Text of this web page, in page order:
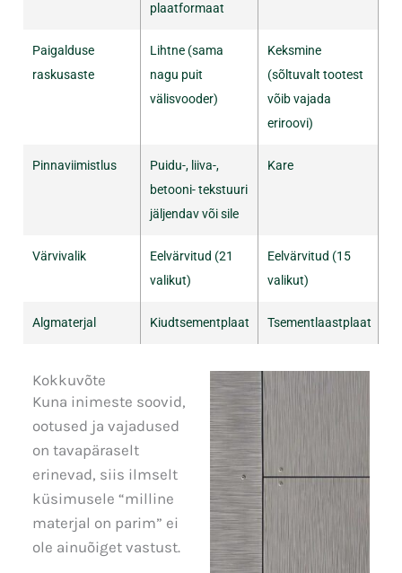
plaatformaat
Paigalduse
raskusaste
Lihtne (sama
nagu puit
välisvooder)
Keksmine
(sõltuvalt tootest
võib vajada
eriroovi)
Pinnaviimistlus
Puidu-, liiva-,
betooni- tekstuuri
jäljendav või sile
Kare
Värvivalik
Eelvärvitud (21
valikut)
Eelvärvitud (15
valikut)
Algmaterjal Kiudtsementplaat Tsementlaastplaat
Kokkuvõte
Kuna inimeste soovid,
ootused ja vajadused
on tavapäraselt
erinevad, siis ilmselt
küsimusele “milline
materjal on parim” ei
ole ainuõiget vastust.